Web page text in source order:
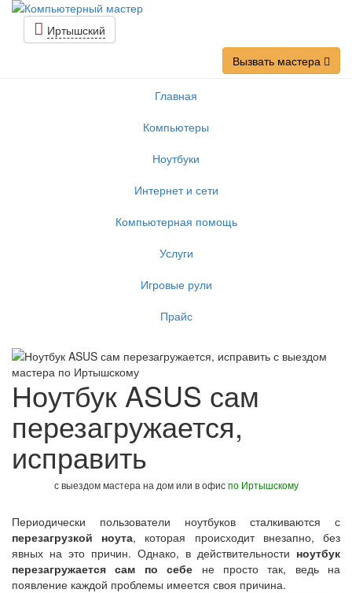
Иртышский
Вызвать мастера
Главная
Компьютеры
Ноутбуки
Интернет и сети
Компьютерная помощь
Услуги
Игровые рули
Прайс
Ноутбук ASUS сам
перезагружается,
исправить
с выездом мастера на дом или в офиспо Иртышскому
Периодически пользователи ноутбуков сталкиваются с
перезагрузкой ноута, которая происходит внезапно, без
явных на это причин. Однако, в действительности ноутбук
перезагружается сам по себе не просто так, ведь на
появление каждой проблемы имеется своя причина.